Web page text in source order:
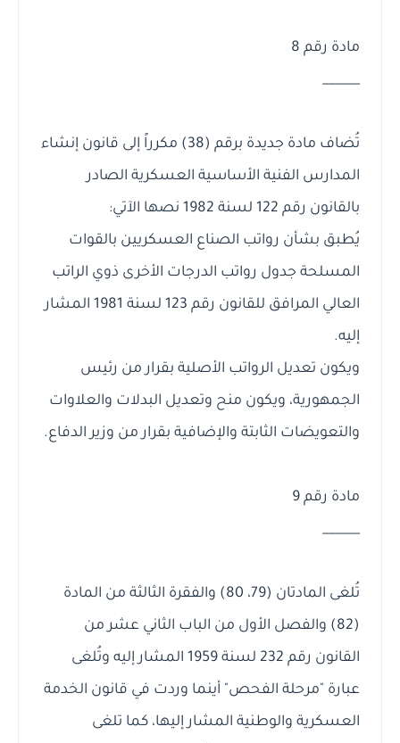
مادة رقم 8
______
تُضاف مادة جديدة برقم (38) مكرراً إلى قانون إنشاء
المدارس الفنية الأساسية العسكرية الصادر
بالقانون رقم 122 لسنة 1982 نصها الآتي:
يُطبق بشأن رواتب الصناع العسكريين بالقوات
المسلحة جدول رواتب الدرجات الأخرى ذوي الراتب
العالي المرافق للقانون رقم 123 لسنة 1981 المشار
إليه.
ويكون تعديل الرواتب الأصلية بقرار من رئيس
الجمهورية، ويكون منح وتعديل البدلات والعلاوات
والتعويضات الثابتة والإضافية بقرار من وزير الدفاع.
مادة رقم 9
______
تُلغى المادتان (79، 80) والفقرة الثالثة من المادة
(82) والفصل الأول من الباب الثاني عشر من
القانون رقم 232 لسنة 1959 المشار إليه وتُلغى
عبارة "مرحلة الفحص" أينما وردت في قانون الخدمة
العسكرية والوطنية المشار إليها، كما تلغى